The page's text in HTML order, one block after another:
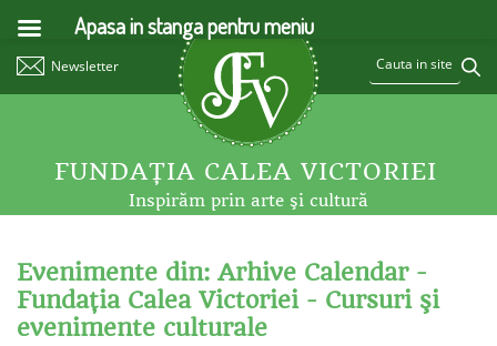
Newsletter
FUNDAŢIA CALEA VICTORIEI
Inspirăm prin arte şi cultură
Evenimente din: Arhive Calendar -
Fundaţia Calea Victoriei - Cursuri şi
evenimente culturale
Apasa in stanga pentru meniu